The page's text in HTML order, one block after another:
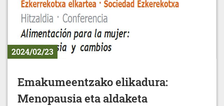
2024/02/23
Emakumeentzako elikadura:
Menopausia eta aldaketa